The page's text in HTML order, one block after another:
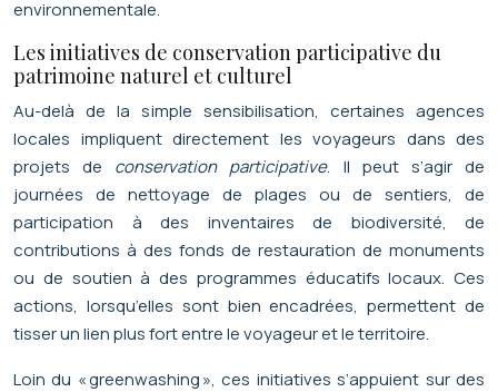
environnementale.
Les initiatives de conservation participative du
patrimoine naturel et culturel
Au-delà de la simple sensibilisation, certaines agences
locales impliquent directement les voyageurs dans des
projets de conservation participative. Il peut s’agir de
journées de nettoyage de plages ou de sentiers, de
participation à des inventaires de biodiversité, de
contributions à des fonds de restauration de monuments
ou de soutien à des programmes éducatifs locaux. Ces
actions, lorsqu’elles sont bien encadrées, permettent de
tisser un lien plus fort entre le voyageur et le territoire.
Loin du « greenwashing », ces initiatives s’appuient sur des